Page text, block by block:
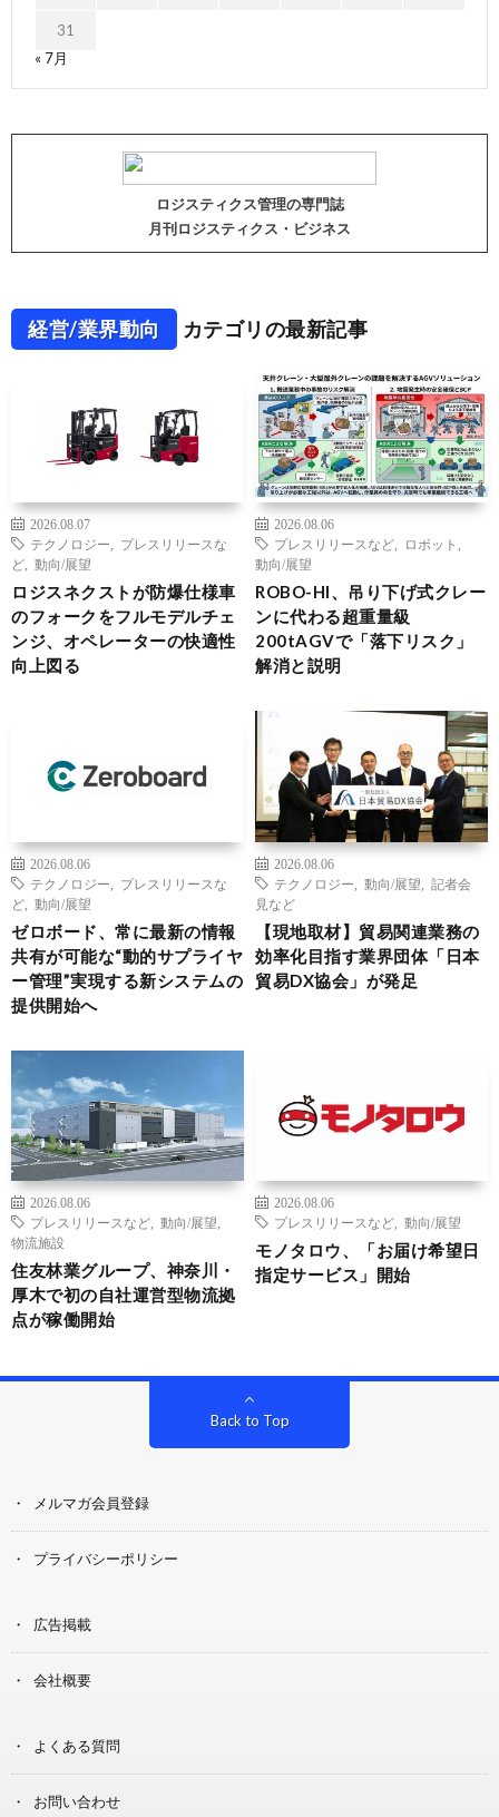
31
« 7月
ロジスティクス管理の専門誌
月刊ロジスティクス・ビジネス
経営/業界動向 カテゴリの最新記事
2026.08.07
テクノロジー
プレスリリースな
ど
動向/展望
ロジスネクストが防爆仕様車
のフォークをフルモデルチェ
ンジ、オペレーターの快適性
向上図る
2026.08.06
プレスリリースなど
ロボット
動向/展望
ROBO-HI、吊り下げ式クレー
ンに代わる超重量級
200tAGVで「落下リスク」
解消と説明
2026.08.06
テクノロジー
プレスリリースな
ど
動向/展望
ゼロボード、常に最新の情報
共有が可能な“動的サプライヤ
ー管理”実現する新システムの
提供開始へ
2026.08.06
テクノロジー
動向/展望
記者会
見など
【現地取材】貿易関連業務の
効率化目指す業界団体「日本
貿易DX協会」が発足
2026.08.06
プレスリリースなど
動向/展望
物流施設
住友林業グループ、神奈川・
厚木で初の自社運営型物流拠
点が稼働開始
2026.08.06
プレスリリースなど
動向/展望
モノタロウ、「お届け希望日
指定サービス」開始
Back to Top
メルマガ会員登録
プライバシーポリシー
広告掲載
会社概要
よくある質問
お問い合わせ